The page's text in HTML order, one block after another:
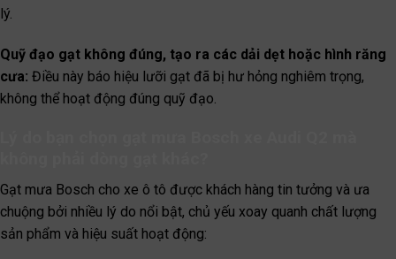
lý.
Quỹ đạo gạt không đúng, tạo ra các dải dẹt hoặc hình răng
cưa: Điều này báo hiệu lưỡi gạt đã bị hư hỏng nghiêm trọng,
không thể hoạt động đúng quỹ đạo.
Gạt mưa Bosch cho xe ô tô được khách hàng tin tưởng và ưa
chuộng bởi nhiều lý do nổi bật, chủ yếu xoay quanh chất lượng
sản phẩm và hiệu suất hoạt động: